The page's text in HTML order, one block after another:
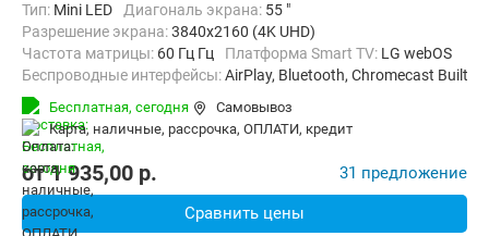
Тип: Mini LED Диагональ экрана: 55 "
Разрешение экрана:3840x2160 (4K UHD)
Частота матрицы: 60 Гц Гц Платформа Smart TV: LG webOS
Беспроводные интерфейсы:AirPlay, Bluetooth, Chromecast Built-in,
Бесплатная, сегодня
Самовывоз
карта, наличные, рассрочка, ОПЛАТИ, кредит
от1 935,00 p. 31 предложение
Сравнить цены